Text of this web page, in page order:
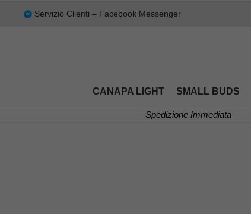
Servizio Clienti – Facebook Messenger
CANAPA LIGHT SMALL BUDS
Spedizione Immediata
97,50€.